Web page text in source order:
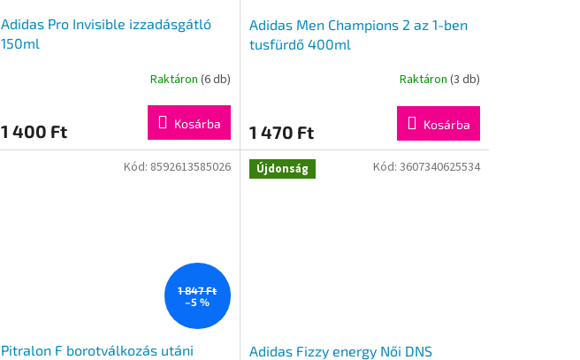
Adidas Pro Invisible izzadásgátló
150ml
Raktáron (6 db)
1 400 Ft Kosárba
Adidas Men Champions 2 az 1-ben
tusfürdő 400ml
Raktáron (3 db)
1 470 Ft Kosárba
1 847 Ft
–5 %
Pitralon F borotválkozás utáni
Kód: 8592613585026 Újdonság
Adidas Fizzy energy Női DNS
Kód: 3607340625534